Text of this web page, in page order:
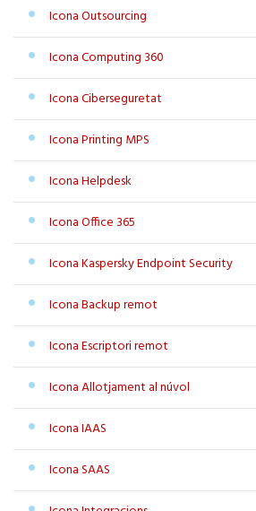
Icona Outsourcing
Icona Computing 360
Icona Ciberseguretat
Icona Printing MPS
Icona Helpdesk
Icona Office 365
Icona Kaspersky Endpoint Security
Icona Backup remot
Icona Escriptori remot
Icona Allotjament al núvol
Icona IAAS
Icona SAAS